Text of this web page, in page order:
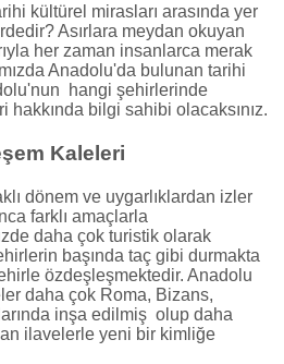
kültürel mirasları arasında yer
Asırlara meydan okuyan
her zaman insanlarca merak
Anadolu'da bulunan tarihi
hangi şehirlerinde
bilgi sahibi olacaksınız.
Kaleleri
dönem ve uygarlıklardan izler
farklı amaçlarla
daha çok turistik olarak
başında taç gibi durmakta
özdeşleşmektedir. Anadolu
daha çok Roma, Bizans,
inşa edilmiş olup daha
ilavelerle yeni bir kimliğe